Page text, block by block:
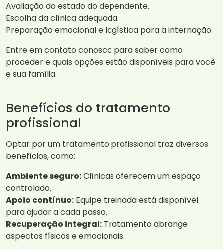
Avaliação do estado do dependente.
Escolha da clínica adequada.
Preparação emocional e logística para a internação.
Entre em contato conosco para saber como
proceder e quais opções estão disponíveis para você
e sua família.
Benefícios do tratamento
profissional
Optar por um tratamento profissional traz diversos
benefícios, como:
Ambiente seguro:Clínicas oferecem um espaço
controlado.
Apoio contínuo: Equipe treinada está disponível
para ajudar a cada passo.
Recuperação integral: Tratamento abrange
aspectos físicos e emocionais.